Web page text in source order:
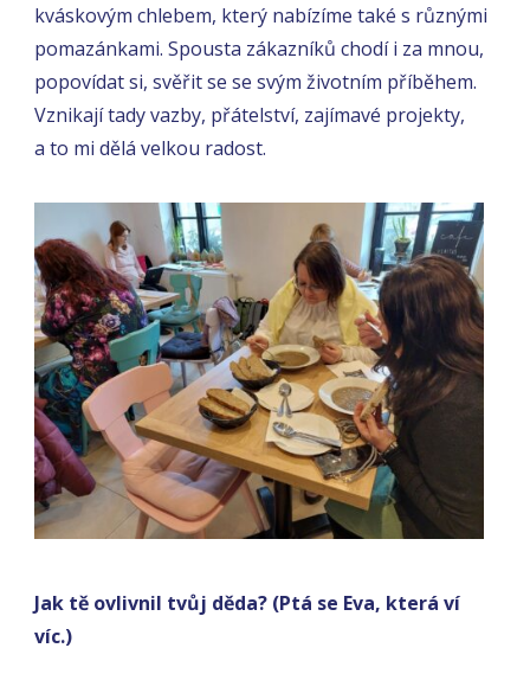
kváskovým chlebem, který nabízíme také s různými
pomazánkami. Spousta zákazníků chodí i za mnou,
popovídat si, svěřit se se svým životním příběhem.
Vznikají tady vazby, přátelství, zajímavé projekty,
a to mi dělá velkou radost.
Jak tě ovlivnil tvůj děda? (Ptá se Eva, která ví
víc.)